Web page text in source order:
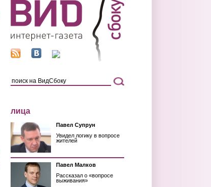
лица
Павел Супрун
Увидел логику в вопросе
жителей
Павел Малков
Рассказал о «вопросе
выживания»